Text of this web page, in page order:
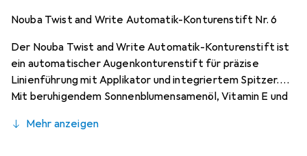
Nouba Twist and Write Automatik-Konturenstift Nr. 6
Der Nouba Twist and Write Automatik-Konturenstift ist
ein automatischer Augenkonturenstift für präzise
Linienführung mit Applikator und integriertem Spitzer.
Mit beruhigendem Sonnenblumensamenöl, Vitamin E und
die wasserfeste Formulierung.
Mehr anzeigen